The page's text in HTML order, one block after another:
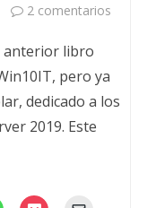
2 comentarios
anterior libro
pero ya
dedicado a los
2019. Este